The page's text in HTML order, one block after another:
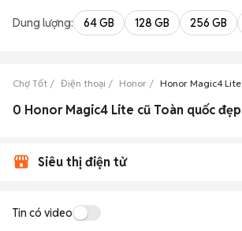
Dung lượng: 64 GB 128 GB 256 GB
Chợ Tốt Điện thoại Honor Honor Magic4 Lite
0 Honor Magic4 Lite cũ Toàn quốc đẹp
Siêu thị điện tử
Tin có video